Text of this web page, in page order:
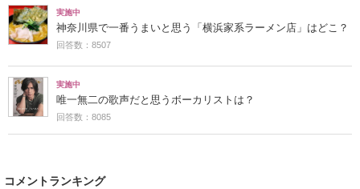
実施中
神奈川県で一番うまいと思う「横浜家系ラーメン店」はどこ？
回答数：8507
実施中
唯一無二の歌声だと思うボーカリストは？
回答数：8085
コメントランキング